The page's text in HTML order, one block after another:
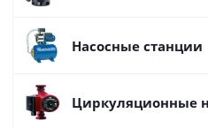
Насосные станции
Циркуляционные